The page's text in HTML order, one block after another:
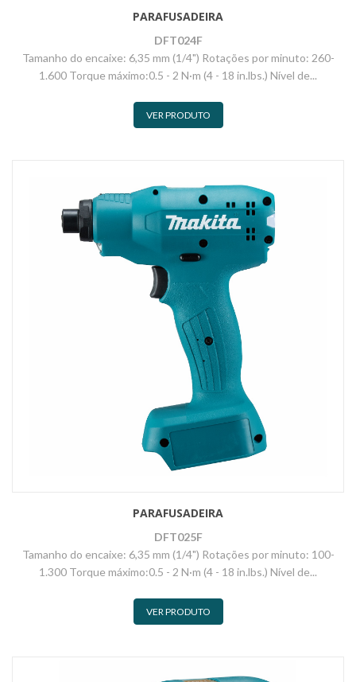
PARAFUSADEIRA
DFT024F
Tamanho do encaixe: 6,35 mm (1/4") Rotações por minuto: 260-
1.600 Torque máximo:0.5 - 2 N·m (4 - 18 in.lbs.) Nível de...
VER PRODUTO
PARAFUSADEIRA
DFT025F
Tamanho do encaixe: 6,35 mm (1/4") Rotações por minuto: 100-
1.300 Torque máximo:0.5 - 2 N·m (4 - 18 in.lbs.) Nível de...
VER PRODUTO